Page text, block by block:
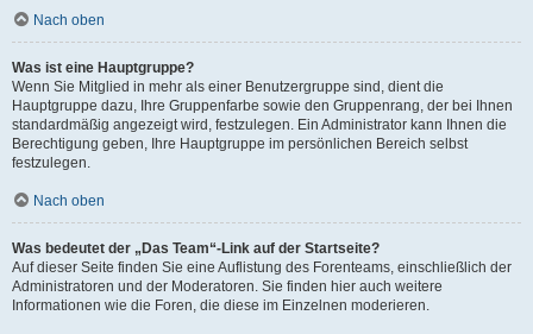
Nach oben
Was ist eine Hauptgruppe?
Wenn Sie Mitglied in mehr als einer Benutzergruppe sind, dient die
Hauptgruppe dazu, Ihre Gruppenfarbe sowie den Gruppenrang, der bei Ihnen
standardmäßig angezeigt wird, festzulegen. Ein Administrator kann Ihnen die
Berechtigung geben, Ihre Hauptgruppe im persönlichen Bereich selbst
festzulegen.
Nach oben
Was bedeutet der „Das Team“-Link auf der Startseite?
Auf dieser Seite finden Sie eine Auflistung des Forenteams, einschließlich der
Administratoren und der Moderatoren. Sie finden hier auch weitere
Informationen wie die Foren, die diese im Einzelnen moderieren.